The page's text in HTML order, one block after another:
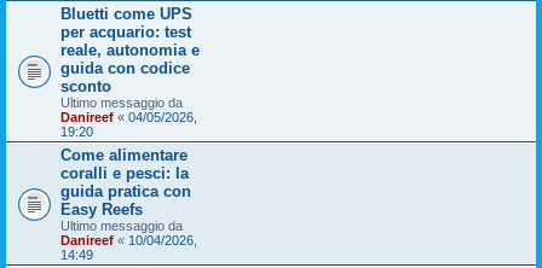
Bluetti come UPS
per acquario: test
reale, autonomia e
guida con codice
sconto
Ultimo messaggio da
Danireef « 04/05/2026,
19:20
Come alimentare
coralli e pesci: la
guida pratica con
Easy Reefs
Ultimo messaggio da
Danireef « 10/04/2026,
14:49